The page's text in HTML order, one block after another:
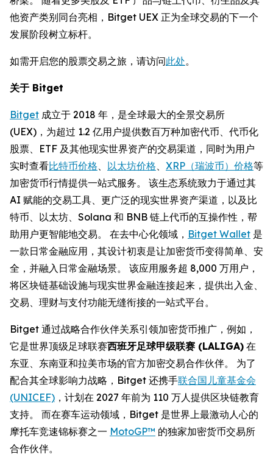
他资产类别同台亮相，Bitget UEX 正为全球交易的下一个
发展阶段树立标杆。
如需开启您的股票交易之旅，请访问此处。
关于 Bitget
Bitget 成立于 2018 年，是全球最大的全景交易所
(UEX)，为超过 1.2 亿用户提供数百万种加密代币、代币化
股票、ETF 及其他现实世界资产的交易渠道，同时为用户
实时查看比特币价格 以太坊价格 XRP（瑞波币）价格等
加密货币行情提供一站式服务。 该生态系统致力于通过其
AI 赋能的交易工具、更广泛的现实世界资产渠道，以及比
特币、以太坊、Solana 和 BNB 链上代币的互操作性，帮
助用户更智能地交易。 在去中心化领域， Bitget Wallet 是
一款日常金融应用，其设计初衷是让加密货币变得简单、安
全，并融入日常金融场景。 该应用服务超 8,000 万用户，
将区块链基础设施与现实世界金融连接起来，提供出入金、
交易、理财与支付功能无缝衔接的一站式平台。
Bitget 通过战略合作伙伴关系引领加密货币推广，例如，
它是世界顶级足球联赛西班牙足球甲级联赛 (LALIGA) 在
东亚、东南亚和拉美市场的官方加密交易合作伙伴。 为了
配合其全球影响力战略，Bitget 还携手联合国儿童基金会
(UNICEF) ，计划在 2027 年前为 110 万人提供区块链教育
支持。 而在赛车运动领域，Bitget 是世界上最激动人心的
摩托车竞速锦标赛之一 MotoGP™ 的独家加密货币交易所
合作伙伴。